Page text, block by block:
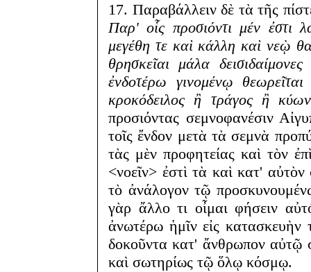
17. Παραβάλλειν δὲ τὰ τῆς
Παρ' οἷς προσιόντι μέν ἐστι
μεγέθη τε καὶ κάλλη καὶ νεῲ
θρησκεῖαι μάλα
ἐνδοτέρω γινομένῳ
κροκόδειλος ἢ τράγος ἢ
προσιόντας σεμνοφανέσιν
τοῖς ἔνδον μετὰ τὰ σεμνὰ
τὰς μὲν προφητείας καὶ τὸν
<νοεῖν> ἐστὶ τὰ καὶ κατ'
τὸ ἀνάλογον τῷ
γὰρ ἄλλο τι οἶμαι φήσειν
ἀνωτέρω ἡμῖν εἰς κατασκευὴν
δοκοῦντα κατ' ἄνθρωπον αὐτῷ
καὶ σωτηρίως τῷ ὅλῳ κόσμῳ.